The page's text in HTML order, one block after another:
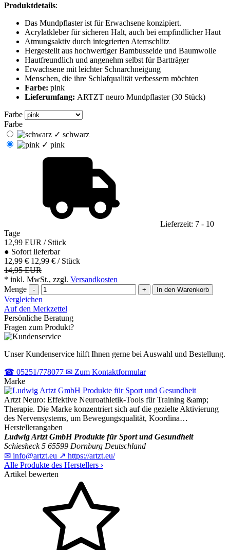
Produktdetails:
Das Mundpflaster ist für Erwachsene konzipiert.
Acrylatkleber für sicheren Halt, auch bei empfindlicher Haut
Atmungsaktiv durch integrierten Atemschlitz
Hergestellt aus hochwertiger Bambusseide und Baumwolle
Hautfreundlich und angenehm selbst für Bartträger
Erwachsene mit leichter Schnarchneigung
Menschen, die ihre Schlafqualität verbessern möchten
Farbe: pink
Lieferumfang: ARTZT neuro Mundpflaster (30 Stück)
Farbe
Farbe
✓ schwarz
✓ pink
Lieferzeit: 7 - 10
Tage
12,99 EUR / Stück
● Sofort lieferbar
12,99 € 12,99 € / Stück
14,95 EUR
* inkl. MwSt., zzgl. Versandkosten
Menge
- + In den Warenkorb
Vergleichen
Auf den Merkzettel
Persönliche Beratung
Fragen zum Produkt?
Unser Kundenservice hilft Ihnen gerne bei Auswahl und Bestellung.
☎ 05251/778077 ✉ Zum Kontaktformular
Marke
Artzt Neuro: Effektive Neuroathletik-Tools für Training &amp;
Therapie. Die Marke konzentriert sich auf die gezielte Aktivierung
des Nervensystems, um Bewegungsqualität, Koordina…
Herstellerangaben
Ludwig Artzt GmbH Produkte für Sport und Gesundheit
Schiesheck 5 65599 Dornburg Deutschland
✉ info@artzt.eu ↗ https://artzt.eu/
Alle Produkte des Herstellers ›
Artikel bewerten